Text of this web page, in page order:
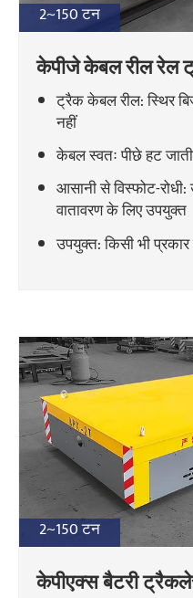
2~150 टन
केपीजे केबल रील रेल
ट्रैक केबल रील: स्थिर
नहीं
केबल स्वतः पीछे हट
आसानी से विस्फोट-
वातावरण के लिए उपयुक्त
उपयुक्त: किसी भी
2~150 टन
केपीएक्स बैटरी